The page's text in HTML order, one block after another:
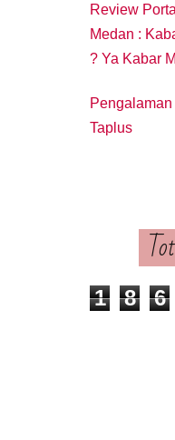
Review
Medan :
? Ya Kabar
Pengalaman
Taplus
1 8 6